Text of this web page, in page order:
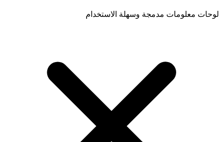
لوحات معلومات مدمجة وسهلة الاستخدام